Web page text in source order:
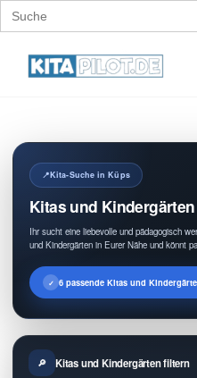
Search
for:
Kita-Suche in Küps
Kitas und
Ihr sucht eine liebevolle und pädagogisch
und Kindergärten in Eurer Nähe und könnt
6 passende Kitas und
Kitas und Kindergärten filtern